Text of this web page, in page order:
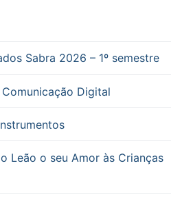
Sabra 2026 – 1º semestre
Digital
Leão o seu Amor às Crianças